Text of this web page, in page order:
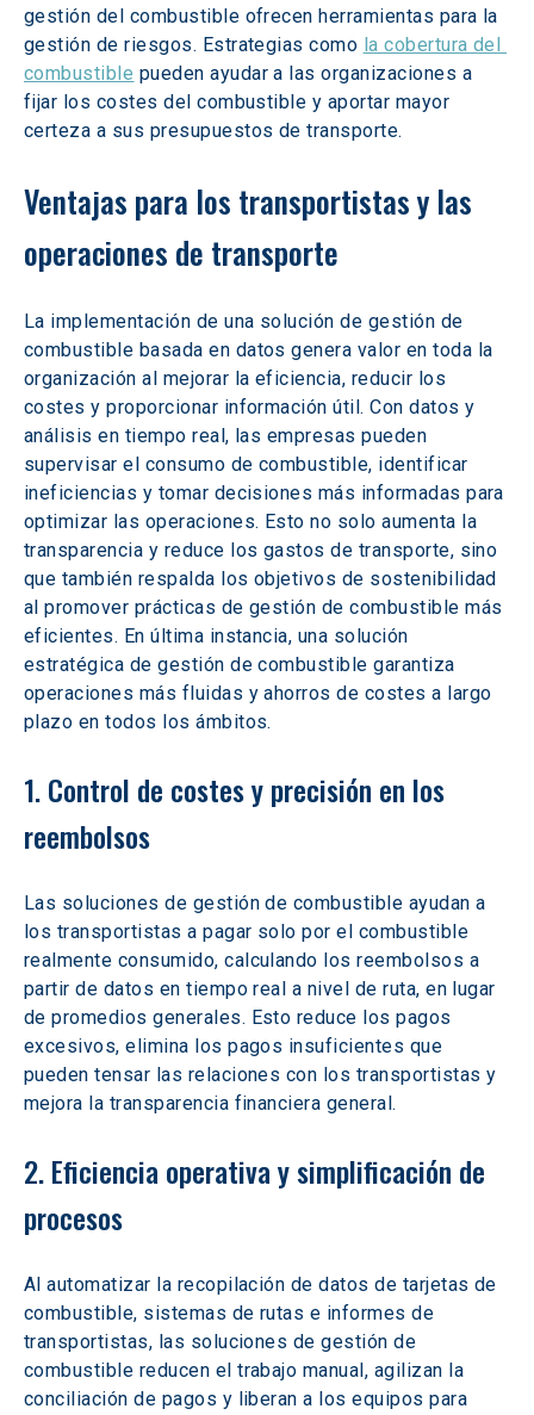
gestión del combustible ofrecen herramientas para la
gestión de riesgos. Estrategias como la cobertura del
combustible pueden ayudar a las organizaciones a
fijar los costes del combustible y aportar mayor
certeza a sus presupuestos de transporte.
Ventajas para los transportistas y las
operaciones de transporte
La implementación de una solución de gestión de
combustible basada en datos genera valor en toda la
organización al mejorar la eficiencia, reducir los
costes y proporcionar información útil. Con datos y
análisis en tiempo real, las empresas pueden
supervisar el consumo de combustible, identificar
ineficiencias y tomar decisiones más informadas para
optimizar las operaciones. Esto no solo aumenta la
transparencia y reduce los gastos de transporte, sino
que también respalda los objetivos de sostenibilidad
al promover prácticas de gestión de combustible más
eficientes. En última instancia, una solución
estratégica de gestión de combustible garantiza
operaciones más fluidas y ahorros de costes a largo
plazo en todos los ámbitos.
1. Control de costes y precisión en los
reembolsos
Las soluciones de gestión de combustible ayudan a
los transportistas a pagar solo por el combustible
realmente consumido, calculando los reembolsos a
partir de datos en tiempo real a nivel de ruta, en lugar
de promedios generales. Esto reduce los pagos
excesivos, elimina los pagos insuficientes que
pueden tensar las relaciones con los transportistas y
mejora la transparencia financiera general.
2. Eficiencia operativa y simplificación de
procesos
Al automatizar la recopilación de datos de tarjetas de
combustible, sistemas de rutas e informes de
transportistas, las soluciones de gestión de
combustible reducen el trabajo manual, agilizan la
conciliación de pagos y liberan a los equipos para